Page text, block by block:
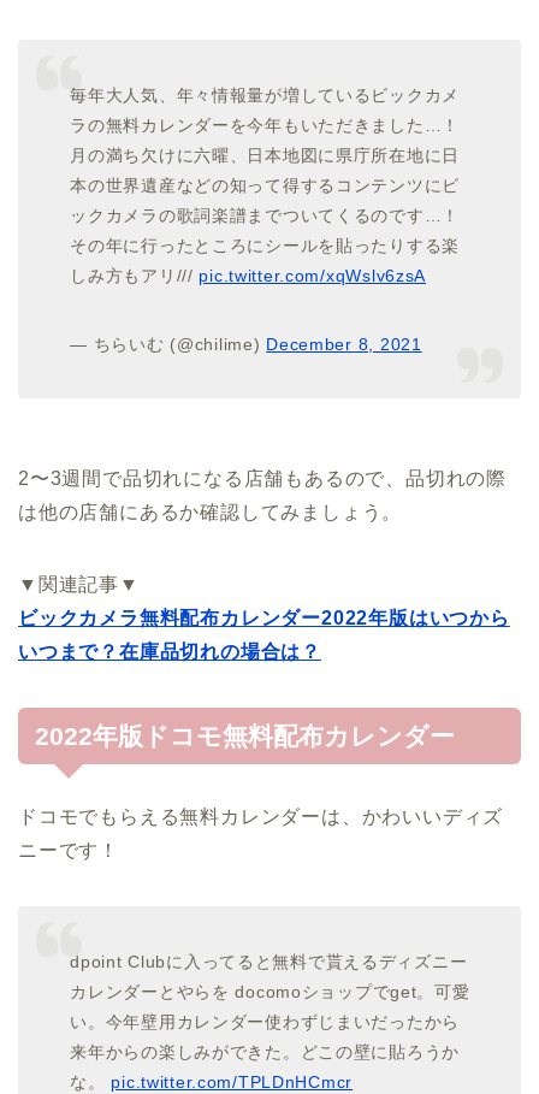
毎年大人気、年々情報量が増しているビックカメ
ラの無料カレンダーを今年もいただきました…！
月の満ち欠けに六曜、日本地図に県庁所在地に日
本の世界遺産などの知って得するコンテンツにビ
ックカメラの歌詞楽譜までついてくるのです…！
その年に行ったところにシールを貼ったりする楽
しみ方もアリ/// pic.twitter.com/xqWslv6zsA
— ちらいむ (@chilime) December 8, 2021
2〜3週間で品切れになる店舗もあるので、品切れの際
は他の店舗にあるか確認してみましょう。
▼関連記事▼
ビックカメラ無料配布カレンダー2022年版はいつから
いつまで？在庫品切れの場合は？
2022年版ドコモ無料配布カレンダー
ドコモでもらえる無料カレンダーは、かわいいディズ
ニーです！
dpoint Clubに入ってると無料で貰えるディズニー
カレンダーとやらを docomoショップでget。可愛
い。今年壁用カレンダー使わずじまいだったから
来年からの楽しみができた。どこの壁に貼ろうか
な。 pic.twitter.com/TPLDnHCmcr